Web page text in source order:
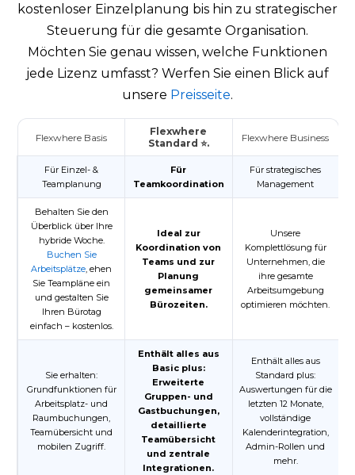
kostenloser Einzelplanung bis hin zu strategischer
Steuerung für die gesamte Organisation.
Möchten Sie genau wissen, welche Funktionen
jede Lizenz umfasst? Werfen Sie einen Blick auf
unsere Preisseite.
Flexwhere Basis
Flexwhere
Standard ⭐.
Flexwhere Business
Für Einzel- &
Teamplanung
Für
Teamkoordination
Für strategisches
Management
Behalten Sie den
Überblick über Ihre
hybride Woche.
Buchen Sie
Arbeitsplätze, ehen
Sie Teampläne ein
und gestalten Sie
Ihren Bürotag
einfach – kostenlos.
Ideal zur
Koordination von
Teams und zur
Planung
gemeinsamer
Bürozeiten.
Unsere
Komplettlösung für
Unternehmen, die
ihre gesamte
Arbeitsumgebung
optimieren möchten.
Sie erhalten:
Grundfunktionen für
Arbeitsplatz- und
Raum­buchungen,
Teamübersicht und
mobilen Zugriff.
Enthält alles aus
Basic plus:
Erweiterte
Gruppen- und
Gastbuchungen,
detaillierte
Teamübersicht
und zentrale
Integrationen.
Enthält alles aus
Standard plus:
Auswertungen für die
letzten 12 Monate,
vollständige
Kalender­integration,
Admin-Rollen und
mehr.